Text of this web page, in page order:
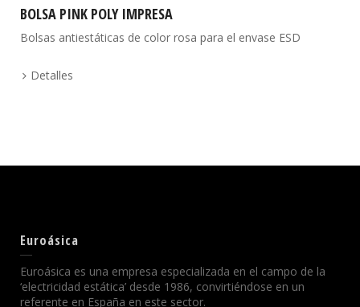
BOLSA PINK POLY IMPRESA
Bolsas antiestáticas de color rosa para el envase ESD
Detalles
Euroásica
Euroásica es una empresa especializada en el campo de la
‘electricidad estática’ desde 1986, convirtiéndose en un
referente en España en este sector.